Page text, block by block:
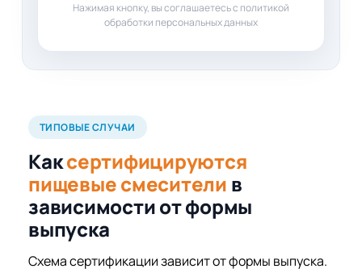
Нажимая кнопку, вы соглашаетесь с политикой
обработки персональных данных
ТИПОВЫЕ СЛУЧАИ
Каксертифицируются
пищевые смесители в
зависимости от формы
выпуска
Схема сертификации зависит от формы выпуска.